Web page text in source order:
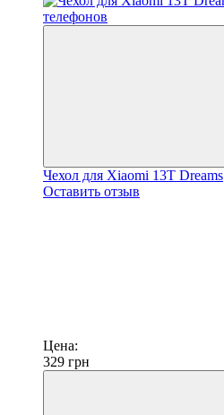
Чехол для Xiaomi 13T Dreams
Оставить отзыв
Цена:
329 грн